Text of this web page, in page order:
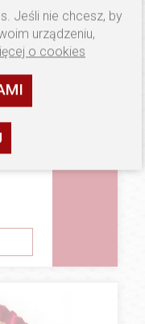
Jeśli nie chcesz, by
urządzeniu,
o cookies